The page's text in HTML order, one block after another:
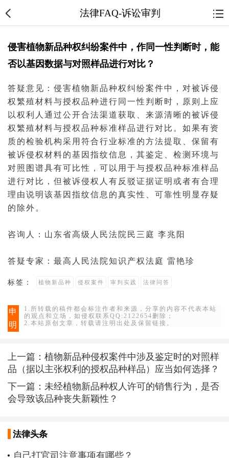
法律FAQ-诉讼审判
侵害植物新品种权纠纷案件中，作同一性判断时，能
否以基因数据与对照样品进行对比？
答疑意见：侵害植物新品种权纠纷案件中，对被诉侵
权繁殖材料与授权品种进行同一性判断时，原则上应
以权利人通过公开合法渠道获取、来源清晰的被诉侵
权繁殖材料与授权品种标准样品进行对比。如果有资
质的检验机构采用符合行业标准的方法提取、保留有
被诉侵权材料的基因指纹信息，其鉴定、检测环境与
对照图谱具有可比性，可以用于与授权品种标准样品
进行对比，但被诉侵权人有反驳证据证明或者有合理
理由说明该基因指纹信息的真实性、可靠性明显存疑
的除外。
咨询人： 山东省高级人民法院 民三庭 李兆阳
答疑专家：最高人民法院知识产权法庭 雷艳珍
标签： 植物新品种 侵权案件 审判实践 法律问答
申
明
1.所转载的稿件都会标注作者和来源，分享的内容不代表本站
的观点和立场，如侵权联系QQ:2122654删除；
2.本站原创文章，转载请注明出处及保留链接。
上一篇：植物新品种侵权案件中涉及鉴定时的对照样
品（据以主张权利的授权品种样品）应当如何选择？
下一篇： 未经植物新品种权人许可的销售行为，是否
会导致该品种丧失新颖性？
法律头条
自己打官司注意事项有哪些？